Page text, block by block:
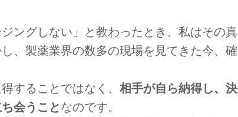
ングしない」と教わったとき、私はその真
、製薬業界の数多の現場を見てきた今、確
することではなく、 相手が自ら納得し、決
会うことなのです。